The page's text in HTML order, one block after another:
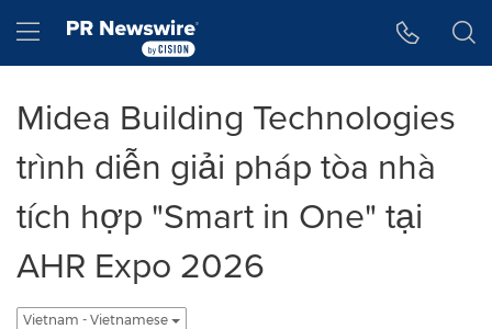
Hamburger menu
Midea Building Technologies
trình diễn giải pháp tòa nhà
tích hợp "Smart in One" tại
AHR Expo 2026
Vietnam - Vietnamese